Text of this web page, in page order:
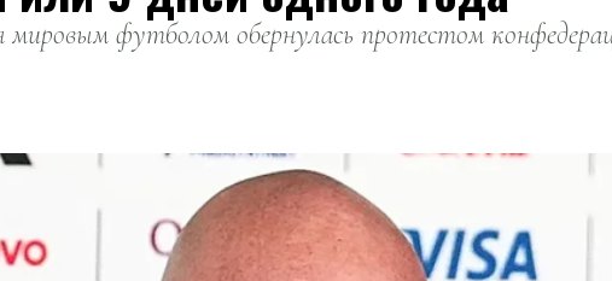
футболом обернулась протестом